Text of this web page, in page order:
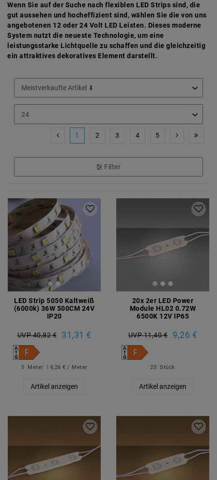
Wenn Sie auf der Suche nach flexiblen LED Strips sind, die
gut aussehen und hocheffizient sind, wählen Sie die von uns
angebotenen 12 oder 24 Volt LED Leisten. Dieses moderne
System nutzt die neueste Technologie, um eine
leistungsstarke Lichtquelle zu schaffen und die gleichzeitig
ein attraktives dekoratives Element darstellt.
1 2 3 4 5
Filter
LED Strip 5050 Kaltweiß
(6000k) 36W 500CM 24V
IP20
UVP 40,82 € 31,31 €
5 Meter | 6,26 € / Meter
Artikel anzeigen
20x 2er LED Power
Module HL02 0.72W
6500K 12V IP65
UVP 11,40 € 9,26 €
20 Stück
Artikel anzeigen